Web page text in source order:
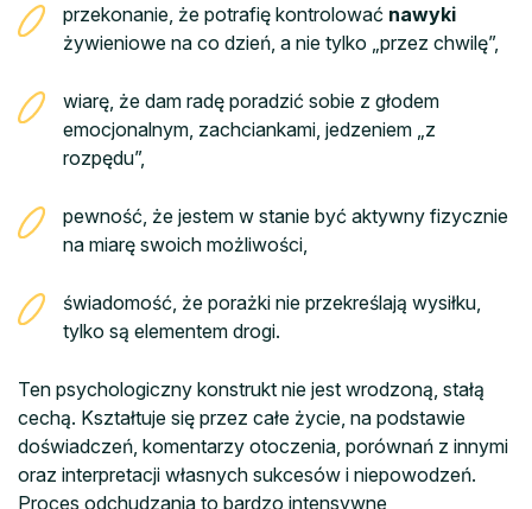
przekonanie, że potrafię kontrolować nawyki
żywieniowe na co dzień, a nie tylko „przez chwilę”,
wiarę, że dam radę poradzić sobie z głodem
emocjonalnym, zachciankami, jedzeniem „z
rozpędu”,
pewność, że jestem w stanie być aktywny fizycznie
na miarę swoich możliwości,
świadomość, że porażki nie przekreślają wysiłku,
tylko są elementem drogi.
Ten psychologiczny konstrukt nie jest wrodzoną, stałą
cechą. Kształtuje się przez całe życie, na podstawie
doświadczeń, komentarzy otoczenia, porównań z innymi
oraz interpretacji własnych sukcesów i niepowodzeń.
Proces odchudzania to bardzo intensywne